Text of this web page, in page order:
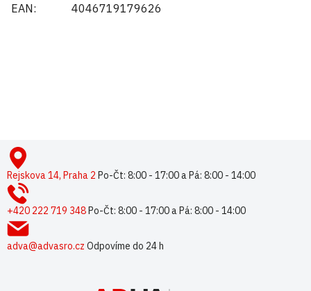
EAN: 4046719179626
pRejskova 14, Praha 2 Po-Čt: 8:00 - 17:00 a Pá: 8:00 - 14:00
+420 222 719 348Po-Čt: 8:00 - 17:00 a Pá: 8:00 - 14:00
adva@advasro.cz Odpovíme do 24 h